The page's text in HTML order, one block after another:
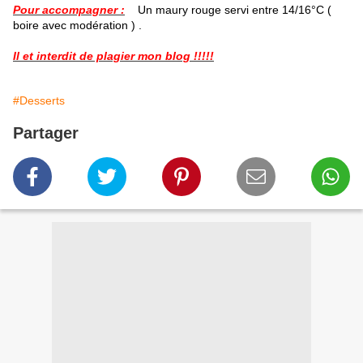
Pour accompagner : Un maury rouge servi entre 14/16°C (
boire avec modération ) .
Il et interdit de plagier mon blog !!!!!
#Desserts
Partager